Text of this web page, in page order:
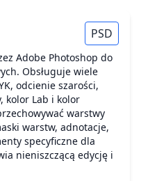
PSD
Adobe Photoshop do
Obsługuje wiele
odcienie szarości,
kolor Lab i kolor
warstwy
warstw, adnotacje,
specyficzne dla
nieniszczącą edycję i